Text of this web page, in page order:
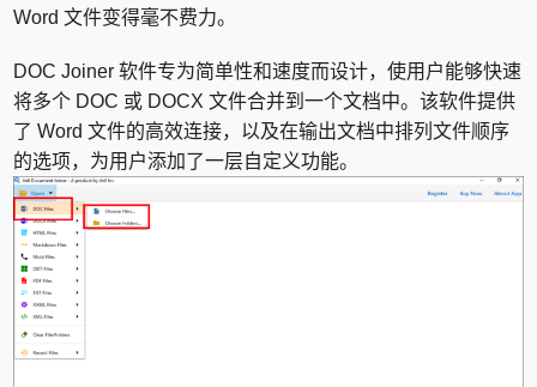
Word 文件变得毫不费力。
DOC Joiner 软件专为简单性和速度而设计，使用户能够快速
将多个 DOC 或 DOCX 文件合并到一个文档中。该软件提供
了 Word 文件的高效连接，以及在输出文档中排列文件顺序
的选项，为用户添加了一层自定义功能。